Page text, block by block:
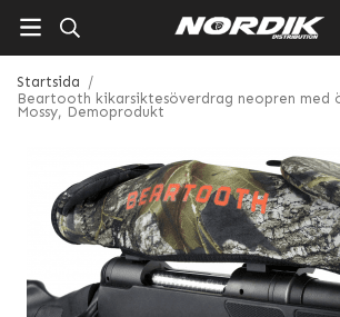
Startsida /
Beartooth kikarsiktesöverdrag neopren med
Mossy, Demoprodukt